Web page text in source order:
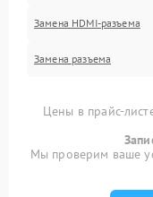
Замена HDMI-разъема
Замена разъема
Цены в прайс-
Мы проверим ваше